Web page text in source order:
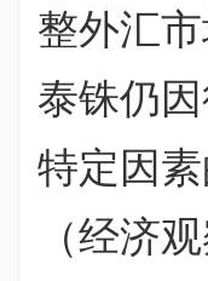
整外汇
泰铢仍
特定因
（经济